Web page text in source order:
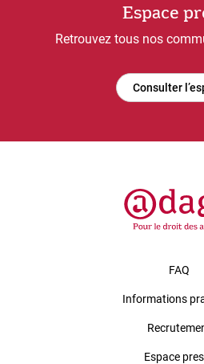
Espace
Retrouvez tous nos
Consulter
FAQ
Informations
Espace